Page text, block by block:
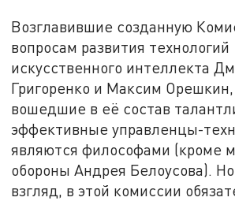
Возглавившие созданную
вопросам развития технологий
искусственного интеллекта
Григоренко и Максим Орешкин,
вошедшие в её состав
эффективные управленцы-
являются философами (кроме
обороны Андрея Белоусова).
взгляд, в этой комиссии